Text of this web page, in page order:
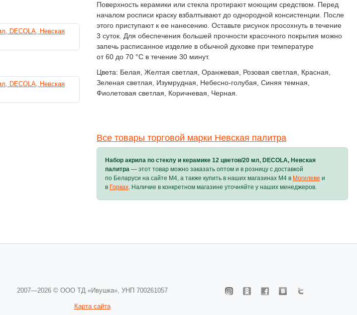
Поверхность керамики или стекла протирают моющим средством. Перед
началом росписи краску взбалтывают до однородной консистенции. После
этого приступают к ее нанесению. Оставьте рисунок просохнуть в течение
3 суток. Для обеспечения большей прочности красочного покрытия можно
запечь расписанное изделие в обычной духовке при температуре
от 60 до 70 °С в течение 30 минут.
Цвета: Белая, Желтая светлая, Оранжевая, Розовая светлая, Красная,
Зеленая светлая, Изумрудная, Небесно-голубая, Синяя темная,
Фиолетовая светлая, Коричневая, Черная.
Все товары торговой марки Невская палитра
Набор акрила по стеклу и керамике 12 цветов/20 мл, DECOLA, Невская
палитра — этот товар можно заказать оптом и в розницу с доставкой
по Беларуси на сайте M4, а также купить в наших магазинах M4 в Могилеве и
в Горках. Наличие в конкретном магазине уточняйте у наших менеджеров.
2007—2026 © ООО ТД «Ивушка», УНП 700261057
Карта сайта